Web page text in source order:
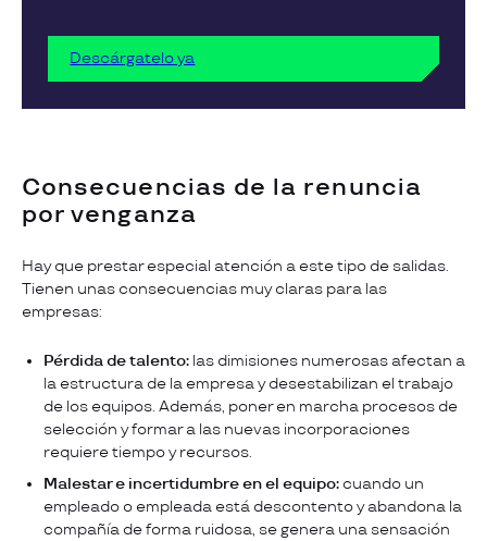
Descárgatelo ya
Consecuencias de la renuncia
por venganza
Hay que prestar especial atención a este tipo de salidas.
Tienen unas consecuencias muy claras para las
empresas:
Pérdida de talento: las dimisiones numerosas afectan a
la estructura de la empresa y desestabilizan el trabajo
de los equipos. Además, poner en marcha procesos de
selección y formar a las nuevas incorporaciones
requiere tiempo y recursos.
Malestar e incertidumbre en el equipo: cuando un
empleado o empleada está descontento y abandona la
compañía de forma ruidosa, se genera una sensación